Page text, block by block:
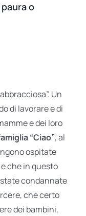
o
Un
di lavorare e di
e dei loro
“Ciao”, al
ospitate
che in questo
condannate
che certo
dei bambini.